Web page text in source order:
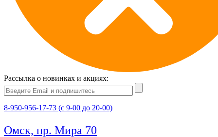
Рассылка о новинках и акциях:
8-950-956-17-73 (с 9-00 до 20-00)
Омск, пр. Мира 70